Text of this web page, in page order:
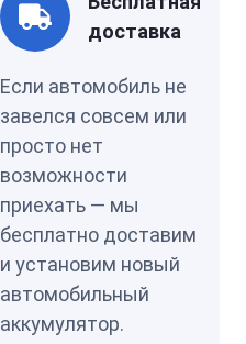
доставка
Если автомобиль не
завелся совсем или
просто нет
возможности
приехать — мы
бесплатно доставим
и установим новый
автомобильный
аккумулятор.